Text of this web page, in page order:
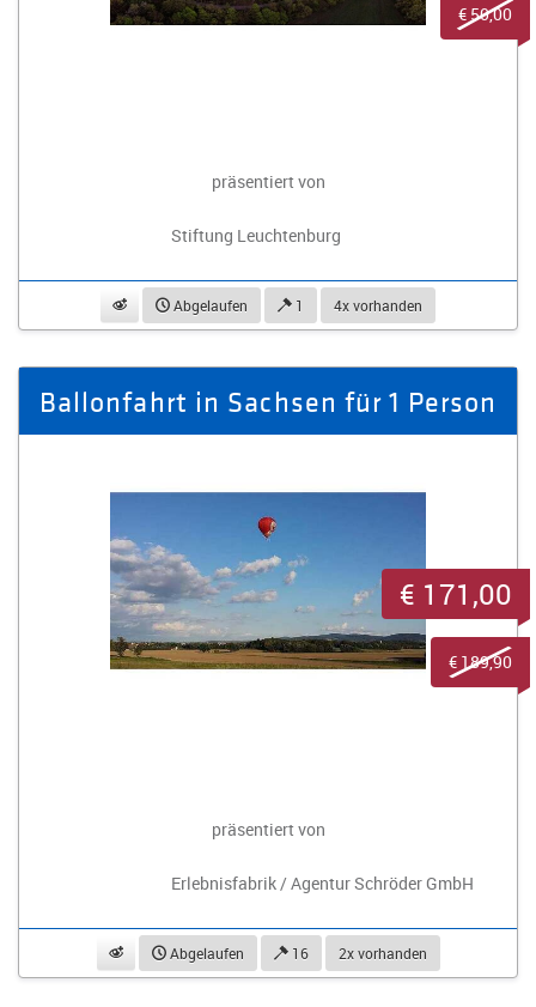
präsentiert von
Stiftung Leuchtenburg
beobachtenAbgelaufen 1 4x vorhanden
€ 50,00
Ballonfahrt in Sachsen für 1 Person
präsentiert von
Erlebnisfabrik / Agentur Schröder GmbH
beobachtenAbgelaufen 16 2x vorhanden
€ 171,00
€ 189,90